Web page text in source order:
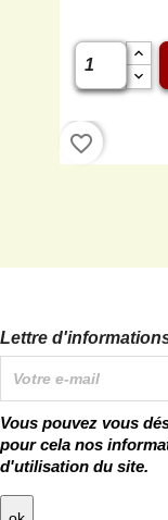
favorite_border
Lettre
Vous pouvez vous
pour cela nos
d'utilisation du site.